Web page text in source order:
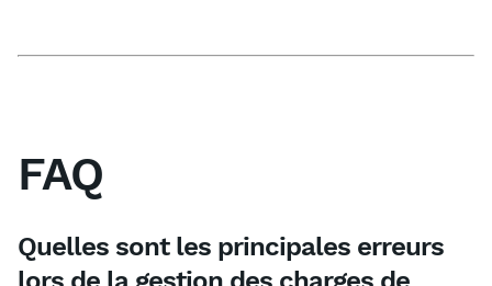
FAQ
Quelles sont les principales erreurs